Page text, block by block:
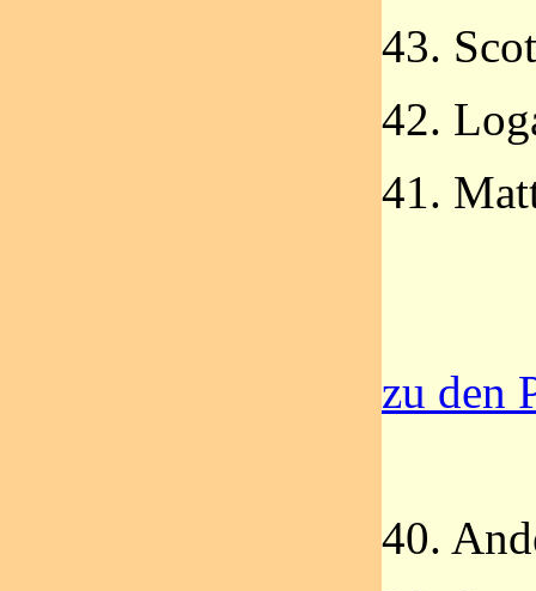
43.
42.
41.
zu den
40.